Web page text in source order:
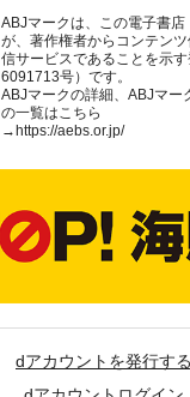
ABJマークは、この電子書
が、著作権者からコンテン
信サービスであることを示
6091713号）です。
ABJマークの詳細、ABJマー
の一覧はこちら
→ https://aebs.or.jp/
dアカウントを発行する